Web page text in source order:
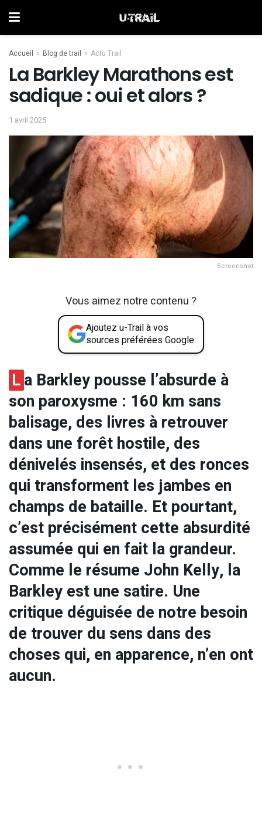
Accueil Blog de trail Actu Trail
La Barkley Marathons est
sadique : oui et alors ?
1 avril 2025
Screenshot
Vous aimez notre contenu ?
Ajoutez u-Trail à vos
sources préférées Google
La Barkley pousse l’absurde à
son paroxysme : 160 km sans
balisage, des livres à retrouver
dans une forêt hostile, des
dénivelés insensés, et des ronces
qui transforment les jambes en
champs de bataille. Et pourtant,
c’est précisément cette absurdité
assumée qui en fait la grandeur.
Comme le résume John Kelly, la
Barkley est une satire. Une
critique déguisée de notre besoin
de trouver du sens dans des
choses qui, en apparence, n’en ont
aucun.